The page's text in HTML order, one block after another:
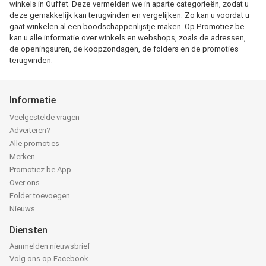
winkels in Ouffet. Deze vermelden we in aparte categorieën, zodat u
deze gemakkelijk kan terugvinden en vergelijken. Zo kan u voordat u
gaat winkelen al een boodschappenlijstje maken. Op Promotiez.be
kan u alle informatie over winkels en webshops, zoals de adressen,
de openingsuren, de koopzondagen, de folders en de promoties
terugvinden.
Informatie
Veelgestelde vragen
Adverteren?
Alle promoties
Merken
Promotiez.be App
Over ons
Folder toevoegen
Nieuws
Diensten
Aanmelden nieuwsbrief
Volg ons op Facebook